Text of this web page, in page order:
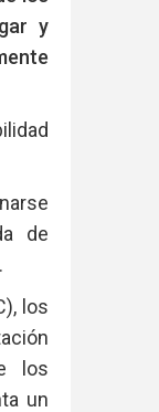
y
de
los
los
un